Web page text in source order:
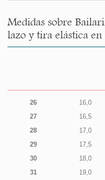
Medidas sobre
lazo y tira elástica en
26
16,0
27
16,5
28
17,0
29
17,5
30
18,0
31
19,0